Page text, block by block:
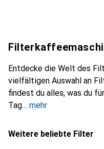
Entdecke die Welt des
vielfältigen Auswahl an
findest du alles, was du
Tag
mehr
Weitere beliebte Filter